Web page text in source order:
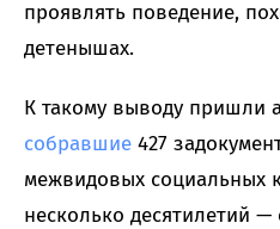
проявлять поведение,
детенышах.
К такому выводу пришли
собравшие 427
межвидовых социальных
несколько десятилетий —